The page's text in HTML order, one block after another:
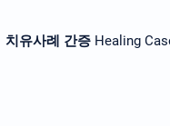
치유사례 간증 Healing